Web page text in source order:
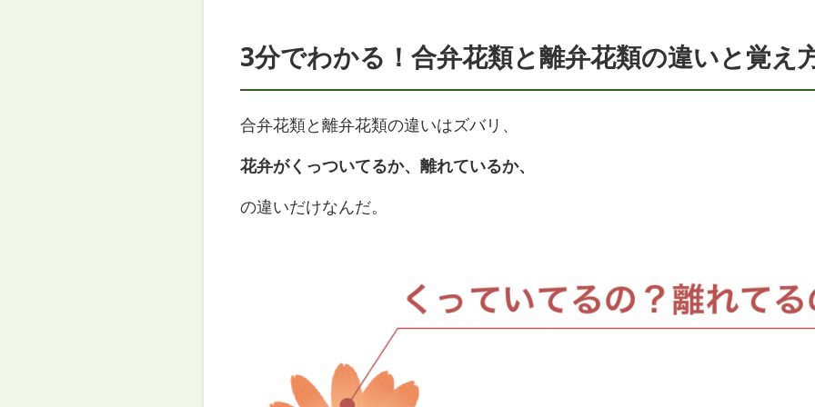
3分でわかる！合弁花類と離弁花類の違いと覚え
合弁花類と離弁花類の違いはズバリ、
花弁がくっついてるか、離れているか、
の違いだけなんだ。